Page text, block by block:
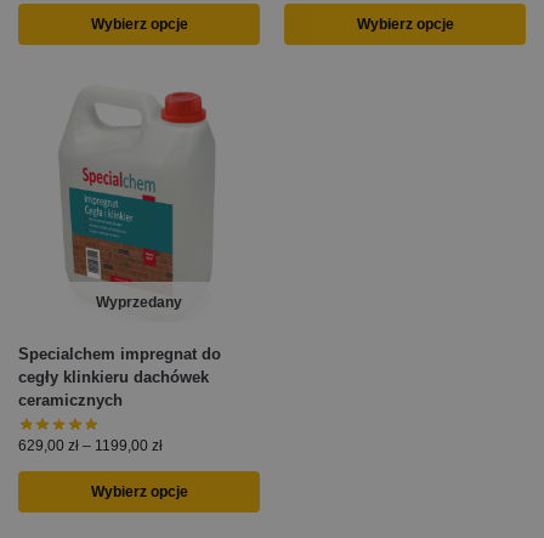
Wybierz opcje Wybierz opcje
Wyprzedany
Specialchem impregnat do
cegły klinkieru dachówek
ceramicznych
629,00 zł – 1199,00 zł
Wybierz opcje